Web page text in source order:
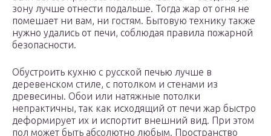
зону лучше отнести подальше. Тогда жар от огня не
помешает ни вам, ни гостям. Бытовую технику также
нужно удались от печи, соблюдая правила пожарной
безопасности.
Обустроить кухню с русской печью лучше в
деревенском стиле, с потолком и стенами из
древесины. Обои или натяжные потолки
непрактичны, так как исходящий от печи жар быстро
деформирует их и испортит внешний вид. При этом
пол может быть абсолютно любым. Пространство